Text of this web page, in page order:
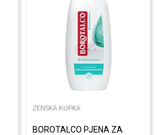
ZENSKA KUPKA
BOROTALCO PJENA ZA